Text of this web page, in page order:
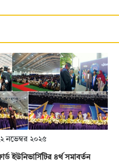
নভেম্বর ২০২৫
ইউনিভার্সিটির ৪র্থ সমাবর্তন